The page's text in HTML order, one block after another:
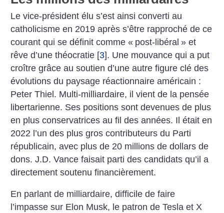
Le vice-président élu s’est ainsi converti au
catholicisme en 2019 après s’être rapproché de ce
courant qui se définit comme « post-libéral » et
rêve d’une théocratie [3]. Une mouvance qui a put
croître grâce au soutien d’une autre figure clé des
évolutions du paysage réactionnaire américain :
Peter Thiel. Multi-milliardaire, il vient de la pensée
libertarienne. Ses positions sont devenues de plus
en plus conservatrices au fil des années. Il était en
2022 l’un des plus gros contributeurs du Parti
républicain, avec plus de 20 millions de dollars de
dons. J.D. Vance faisait parti des candidats qu’il a
directement soutenu financièrement.
En parlant de milliardaire, difficile de faire
l’impasse sur Elon Musk, le patron de Tesla et X